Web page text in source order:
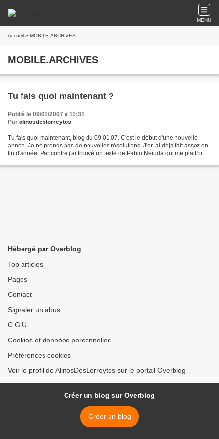
MENU
Accueil » MOBILE.ARCHIVES
MOBILE.ARCHIVES
Tu fais quoi maintenant ?
Publié le 09/01/2007 à 11:31
Par alinosdeslorreytos
Tu fais quoi maintenant, blog du 09.01.07. C'est le début d'une nouvelle
année. Je ne prends pas de nouvelles résolutions. J'en ai déjà fait assez en
fin d'année. Par contre j'ai trouvé un texte de Pablo Neruda qui me plait bien
Hébergé par Overblog
Top articles
Pages
Contact
Signaler un abus
C.G.U.
Cookies et données personnelles
Préférences cookies
Voir le profil de AlinosDesLorreytos sur le portail Overblog
Créer un blog sur Overblog
Créer un blog